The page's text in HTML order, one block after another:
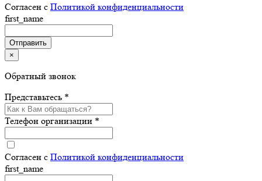
Согласен с Политикой конфиденциальности
first_name
×
Обратный звонок
Представьтесь *
Телефон организации *
Согласен с Политикой конфиденциальности
first_name